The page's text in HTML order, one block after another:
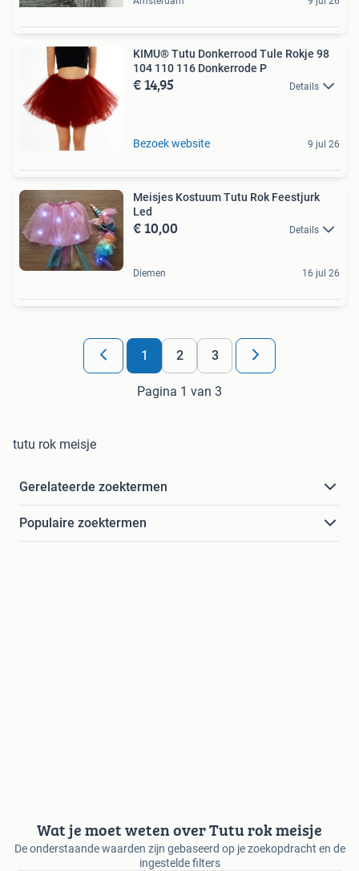
KIMU® Tutu Donkerrood Tule Rokje 98
104 110 116 Donkerrode P
€ 14,95 Details
Bezoek website 9 jul 26
Meisjes Kostuum Tutu Rok Feestjurk
Led
€ 10,00 Details
Diemen 16 jul 26
1 2 3
Pagina 1 van 3
tutu rok meisje
Gerelateerde zoektermen
Populaire zoektermen
Wat je moet weten over Tutu rok meisje
De onderstaande waarden zijn gebaseerd op je zoekopdracht en de
ingestelde filters